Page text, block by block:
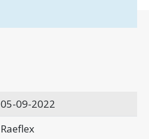
05-09-2022
Raeflex